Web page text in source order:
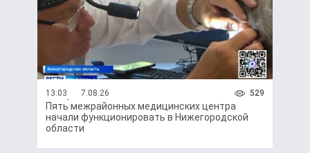
13:03 7.08.26 529
Пять межрайонных медицинских центра
начали функционировать в Нижегородской
области